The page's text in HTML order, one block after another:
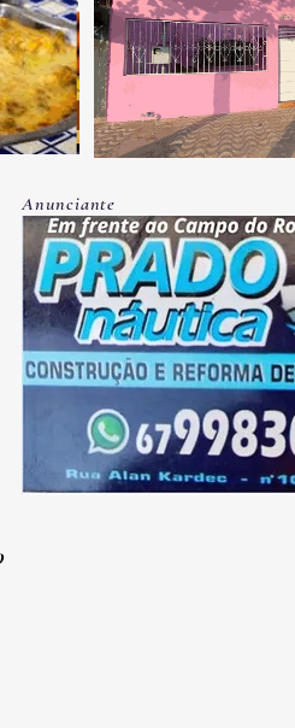
Anunciante